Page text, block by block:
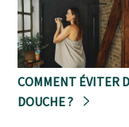
COMMENT ÉVITER
DOUCHE ?